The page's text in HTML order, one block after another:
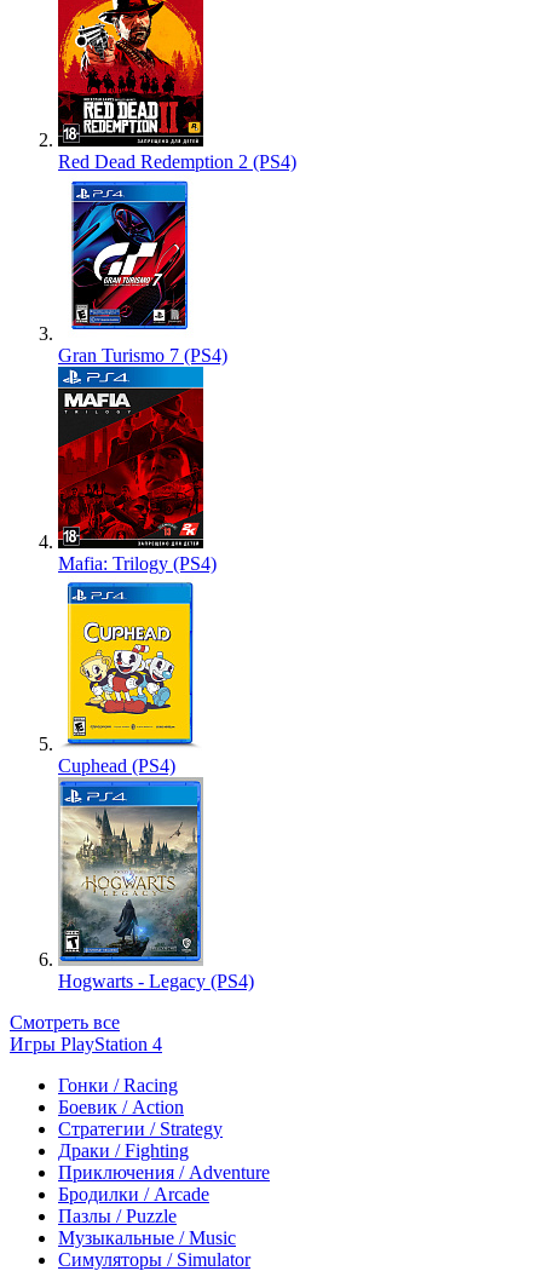
Red Dead Redemption 2 (PS4)
Gran Turismo 7 (PS4)
Mafia: Trilogy (PS4)
Cuphead (PS4)
Hogwarts - Legacy (PS4)
Смотреть все
Игры PlayStation 4
Гонки / Racing
Боевик / Action
Стратегии / Strategy
Драки / Fighting
Приключения / Adventure
Бродилки / Arcade
Пазлы / Puzzle
Музыкальные / Music
Симуляторы / Simulator